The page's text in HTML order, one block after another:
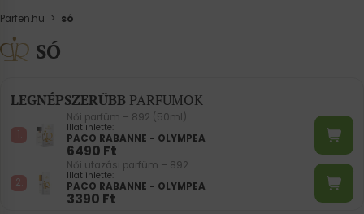
Parfen.hu > só
SÓ
LEGNÉPSZERŰBB PARFUMOK
Női parfüm – 892 (50ml)
Illat ihlette:
PACO RABANNE - OLYMPEA
6490 Ft
Női utazási parfüm – 892
Illat ihlette:
PACO RABANNE - OLYMPEA
3390 Ft